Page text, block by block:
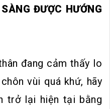
ĐƯỢC HƯỚNG
đang cảm thấy lo
vùi quá khứ, hãy
trở lại hiện tại bằng